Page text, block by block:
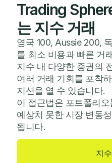
Trading
는 지수 거래
영국 100, Aussie 200,
를 최소 비용과 빠른 거
지수 내 다양한 증권의
여러 거래 기회를 포착
지션을 열 수 있습니다.
이 접근법은 포트폴리
예상치 못한 시장 변동
됩니다.
지